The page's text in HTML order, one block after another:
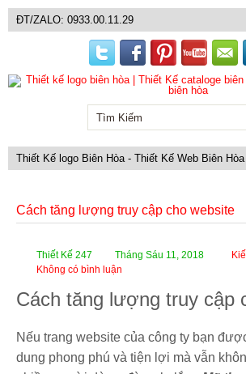
Cách tăng lượng truy cập cho website
Thiết Kế 247 Tháng Sáu 11, 2018
Không có bình luận
Cách tăng lượng truy cập
Nếu trang website của công ty bạn
dung phong phú và tiện lợi mà vẫn